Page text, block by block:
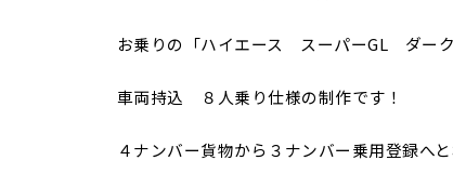
お乗りの「ハイエース スーパーGL ダー
車両持込 ８人乗り仕様の制作です！
４ナンバー貨物から３ナンバー乗用登録へ